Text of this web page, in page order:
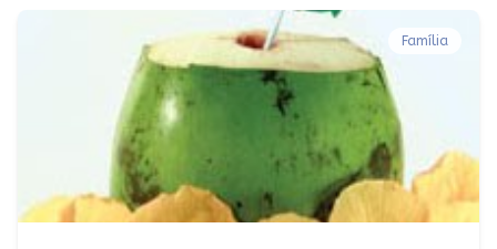
entrando, gás carbônico saindo; cheirinho de café
perfumando a casa e acordando os neurônios mais
dorminhocos; noticiário religiosamente no mesmo
Família